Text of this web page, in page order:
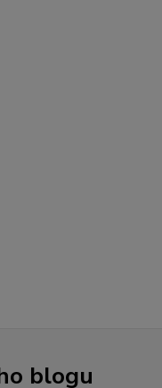
blogu